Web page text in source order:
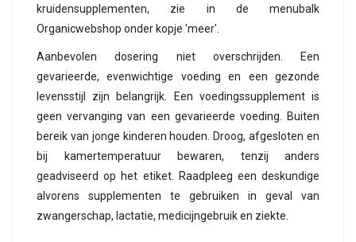
kruidensupplementen, zie in de menubalk
Organicwebshop onder kopje 'meer'.
Aanbevolen dosering niet overschrijden. Een
gevarieerde, evenwichtige voeding en een gezonde
levensstijl zijn belangrijk. Een voedingssupplement is
geen vervanging van een gevarieerde voeding. Buiten
bereik van jonge kinderen houden. Droog, afgesloten en
bij kamertemperatuur bewaren, tenzij anders
geadviseerd op het etiket. Raadpleeg een deskundige
alvorens supplementen te gebruiken in geval van
zwangerschap, lactatie, medicijngebruik en ziekte.